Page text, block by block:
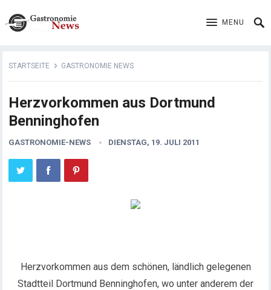
MENU
STARTSEITE GASTRONOMIE NEWS
Herzvorkommen aus Dortmund
Benninghofen
GASTRONOMIE-NEWS DIENSTAG, 19. JULI 2011
Herzvorkommen aus dem schönen, ländlich gelegenen
Stadtteil Dortmund Benninghofen, wo unter anderem der